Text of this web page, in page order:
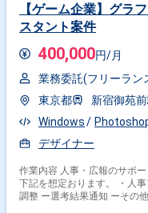
【ゲーム企業】グラ
スタント案件
400,000円/月
業務委託(フリーラン
東京都
新宿御苑
Windows
デザイナー
作業内容 人事・広報のサポートをご
下記を想定おります。 ・人
調整 ー選考結果通知 ーその他
その他開発言語・スキル
Photoshop
JavaScript
その他の職種から探す
Webデザイナー
UI
フロントエンドエンジ
プロダクトマネージャー